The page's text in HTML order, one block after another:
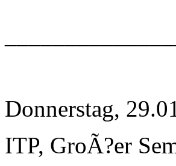
Donnerstag,
ITP, GroÃ?er